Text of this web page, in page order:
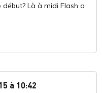
Là à midi Flash a
à 10:42